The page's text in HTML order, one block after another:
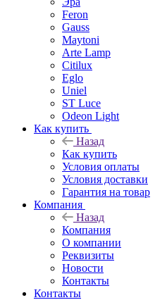
Feron
Gauss
Maytoni
Arte Lamp
Citilux
Eglo
Uniel
ST Luce
Odeon Light
Как купить
Назад
Как купить
Условия оплаты
Условия доставки
Гарантия на товар
Компания
Назад
Компания
О компании
Реквизиты
Новости
Контакты
Контакты